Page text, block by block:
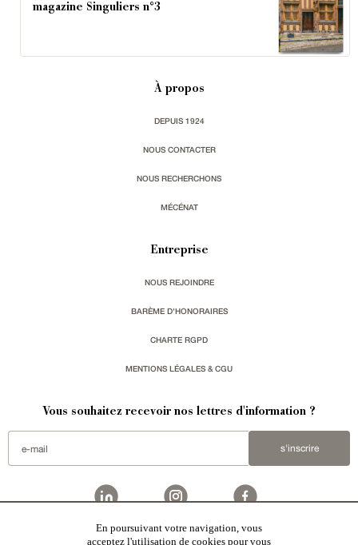
magazine Singuliers n°3
À propos
DEPUIS 1924
NOUS CONTACTER
NOUS RECHERCHONS
MÉCÉNAT
Entreprise
NOUS REJOINDRE
BARÈME D'HONORAIRES
CHARTE RGPD
MENTIONS LÉGALES & CGU
Vous souhaitez recevoir nos lettres d'information ?
s'inscrire
est une agence immobilière basée à Paris, ayant créé un réseau national spécialisé
En poursuivant votre navigation, vous
acceptez l'utilisation de cookies pour vous